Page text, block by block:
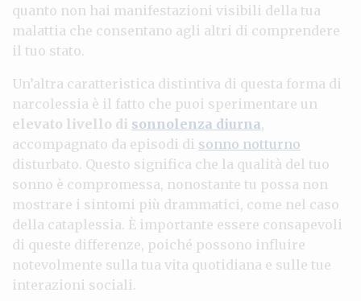
quanto non hai manifestazioni visibili della tua
malattia che consentano agli altri di comprendere
il tuo stato.
Un’altra caratteristica distintiva di questa forma di
narcolessia è il fatto che puoi sperimentare un
elevato livello di sonnolenza diurna,
accompagnato da episodi di sonno notturno
disturbato. Questo significa che la qualità del tuo
sonno è compromessa, nonostante tu possa non
mostrare i sintomi più drammatici, come nel caso
della cataplessia. È importante essere consapevoli
di queste differenze, poiché possono influire
notevolmente sulla tua vita quotidiana e sulle tue
interazioni sociali.